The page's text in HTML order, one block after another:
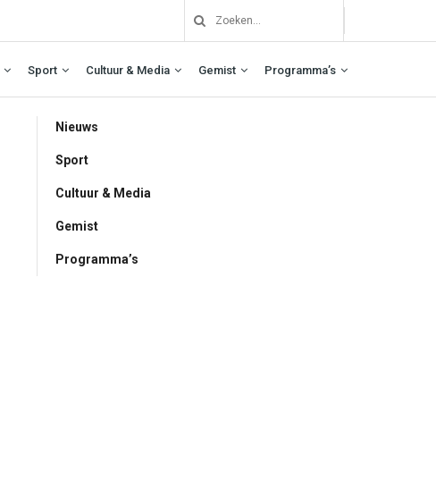
Sport Cultuur & Media Gemist Programma’s
Nieuws
Sport
Cultuur & Media
Gemist
Programma’s